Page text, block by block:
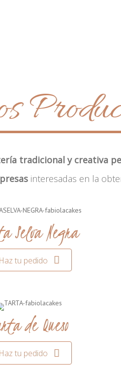
tradicional y creativa
interesadas en la
Selva Negra
Haz tu pedido
de Queso
Haz tu pedido